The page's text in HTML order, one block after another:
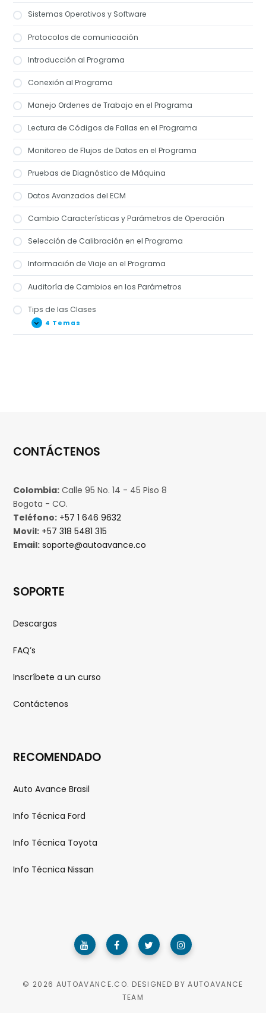
Tip 4
Sistemas Operativos y Software
Protocolos de comunicación
Introducción al Programa
Conexión al Programa
Manejo Ordenes de Trabajo en el Programa
Lectura de Códigos de Fallas en el Programa
Monitoreo de Flujos de Datos en el Programa
Pruebas de Diagnóstico de Máquina
Datos Avanzados del ECM
Cambio Características y Parámetros de Operación
Selección de Calibración en el Programa
Información de Viaje en el Programa
Auditoría de Cambios en los Parámetros
Tips de las Clases
Expandir
Tips
de
4 Temas
CONTÁCTENOS
Colombia: Calle 95 No. 14 - 45 Piso 8
Bogota - CO.
Teléfono: +57 1 646 9632
Movil: +57 318 5481 315
Email: soporte@autoavance.co
SOPORTE
Descargas
FAQ’s
Inscríbete a un curso
Contáctenos
RECOMENDADO
Auto Avance Brasil
Info Técnica Ford
Info Técnica Toyota
Info Técnica Nissan
© 2026 AUTOAVANCE.CO. DESIGNED BY AUTOAVANCE
TEAM